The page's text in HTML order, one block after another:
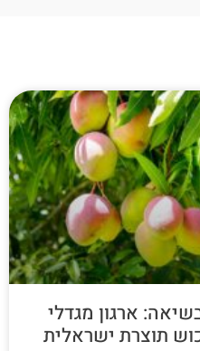
ארגון מגדלי
תוצרת ישראלית